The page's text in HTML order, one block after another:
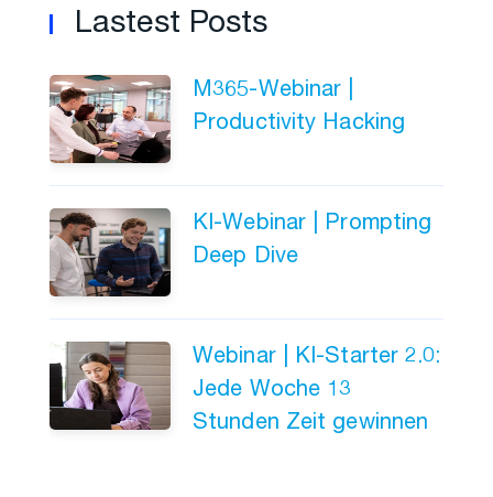
Lastest Posts
M365-Webinar |
Productivity Hacking
KI-Webinar | Prompting
Deep Dive
Webinar | KI-Starter 2.0:
Jede Woche 13
Stunden Zeit gewinnen